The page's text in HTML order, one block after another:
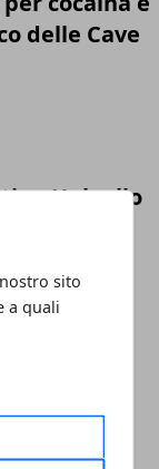
sito
a quali
delle Cave
Hub allo
e IA per